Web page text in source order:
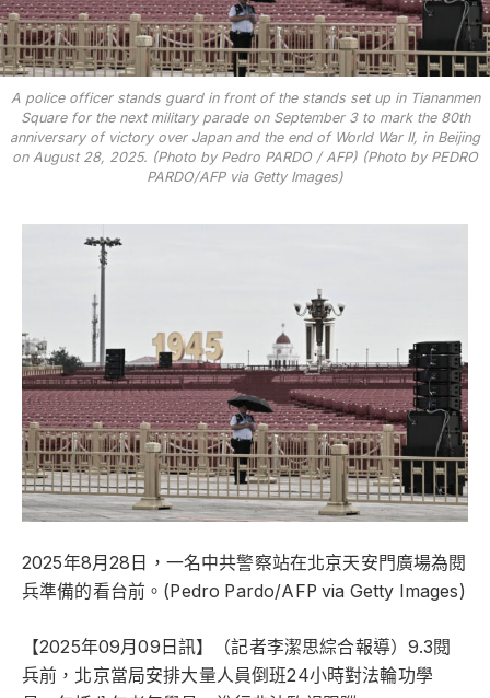
A police officer stands guard in front of the stands set up in Tiananmen
Square for the next military parade on September 3 to mark the 80th
anniversary of victory over Japan and the end of World War II, in Beijing
on August 28, 2025. (Photo by Pedro PARDO / AFP) (Photo by PEDRO
PARDO/AFP via Getty Images)
2025年8月28日，一名中共警察站在北京天安門廣場為閱
兵準備的看台前。(Pedro Pardo/AFP via Getty Images)
【2025年09月09日訊】（記者李潔思綜合報導）9.3閱
兵前，北京當局安排大量人員倒班24小時對法輪功學